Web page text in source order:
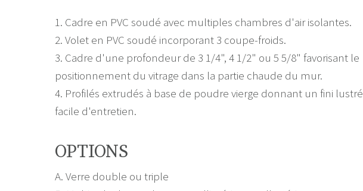
1. Cadre en PVC soudé avec multiples chambres d'air isolantes.
2. Volet en PVC soudé incorporant 3 coupe-froids.
3. Cadre d'une profondeur de 3 1/4", 4 1/2" ou 5 5/8" favorisant le
positionnement du vitrage dans la partie chaude du mur.
4. Profilés extrudés à base de poudre vierge donnant un fini lustré
facile d'entretien.
OPTIONS
A. Verre double ou triple